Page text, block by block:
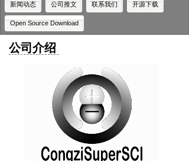
新闻动态 公司推文 联系我们 开源下载
Open Source Download
公司介绍